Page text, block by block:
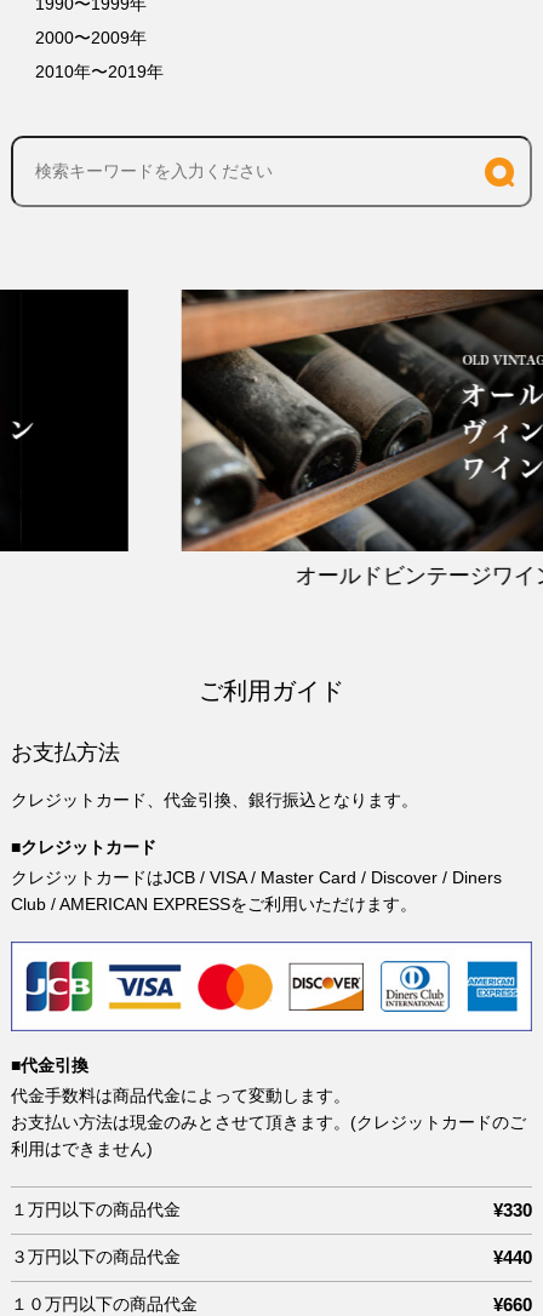
1990〜1999年
2000〜2009年
2010年〜2019年
オールドビンテージワイン
ご利用ガイド
お支払方法
クレジットカード、代金引換、銀行振込となります。
■クレジットカード
クレジットカードはJCB / VISA / Master Card / Discover / Diners
Club / AMERICAN EXPRESSをご利用いただけます。
■代金引換
代金手数料は商品代金によって変動します。
お支払い方法は現金のみとさせて頂きます。(クレジットカードのご
利用はできません)
１万円以下の商品代金 ¥330
３万円以下の商品代金 ¥440
１０万円以下の商品代金 ¥660